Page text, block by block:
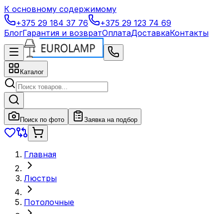
К основному содержимому
+375 29 184 37 76
+375 29 123 74 69
БлогГарантия и возвратОплатаДоставкаКонтакты
Каталог
Поиск по фото Заявка на подбор
Главная
Люстры
Потолочные